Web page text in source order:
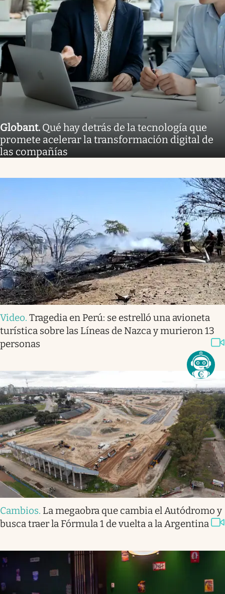
Globant. Qué hay detrás de la tecnología que
promete acelerar la transformación digital de
las compañías
Video. Tragedia en Perú: se estrelló una avioneta
turística sobre las Líneas de Nazca y murieron 13
personas
Cambios. La megaobra que cambia el Autódromo y
busca traer la Fórmula 1 de vuelta a la Argentina